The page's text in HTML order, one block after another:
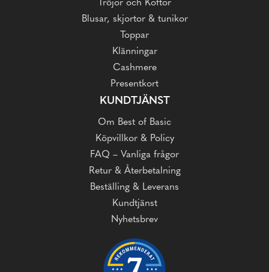
Tröjor och Koftor
Blusar, skjortor & tunikor
Toppar
Klänningar
Cashmere
Presentkort
KUNDTJÄNST
Om Best of Basic
Köpvillkor & Policy
FAQ – Vanliga frågor
Retur & Återbetalning
Beställing & Leverans
Kundtjänst
Nyhetsbrev